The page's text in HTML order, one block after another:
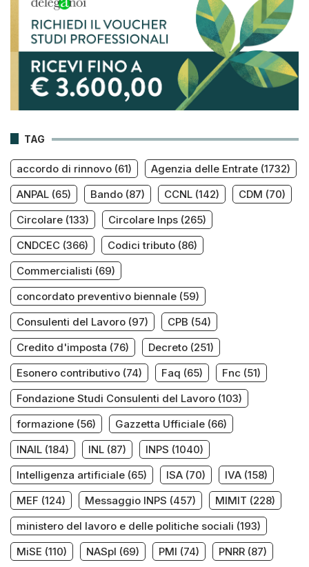
TAG
accordo di rinnovo (61) Agenzia delle Entrate (1732)
ANPAL (65) Bando (87) CCNL (142) CDM (70)
Circolare (133) Circolare Inps (265)
CNDCEC (366) Codici tributo (86)
Commercialisti (69)
concordato preventivo biennale (59)
Consulenti del Lavoro (97) CPB (54)
Credito d'imposta (76) Decreto (251)
Esonero contributivo (74) Faq (65) Fnc (51)
Fondazione Studi Consulenti del Lavoro (103)
formazione (56) Gazzetta Ufficiale (66)
INAIL (184) INL (87) INPS (1040)
Intelligenza artificiale (65) ISA (70) IVA (158)
MEF (124) Messaggio INPS (457) MIMIT (228)
ministero del lavoro e delle politiche sociali (193)
MiSE (110) NASpI (69) PMI (74) PNRR (87)